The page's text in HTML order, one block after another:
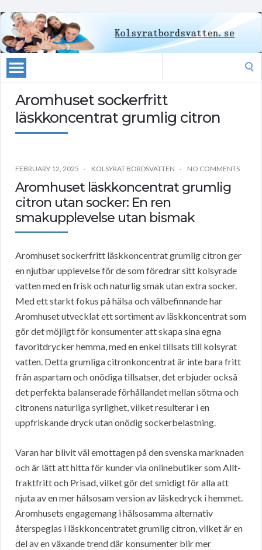
Aromhuset sockerfritt
läskkoncentrat grumlig citron
FEBRUARY 12, 2025 KOLSYRAT BORDSVATTEN NO COMMENTS
Aromhuset läskkoncentrat grumlig
citron utan socker: En ren
smakupplevelse utan bismak
Aromhuset sockerfritt läskkoncentrat grumlig citron ger
en njutbar upplevelse för de som föredrar sitt kolsyrade
vatten med en frisk och naturlig smak utan extra socker.
Med ett starkt fokus på hälsa och välbefinnande har
Aromhuset utvecklat ett sortiment av läskkoncentrat som
gör det möjligt för konsumenter att skapa sina egna
favoritdrycker hemma, med en enkel tillsats till kolsyrat
vatten. Detta grumliga citronkoncentrat är inte bara fritt
från aspartam och onödiga tillsatser, det erbjuder också
det perfekta balanserade förhållandet mellan sötma och
citronens naturliga syrlighet, vilket resulterar i en
uppfriskande dryck utan onödig sockerbelastning.
Varan har blivit väl emottagen på den svenska marknaden
och är lätt att hitta för kunder via onlinebutiker som Allt-
fraktfritt och Prisad, vilket gör det smidigt för alla att
njuta av en mer hälsosam version av läskedryck i hemmet.
Aromhusets engagemang i hälsosamma alternativ
återspeglas i läskkoncentratet grumlig citron, vilket är en
del av en växande trend där konsumenter blir mer